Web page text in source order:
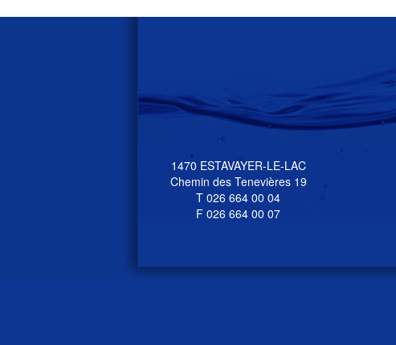
1470 ESTAVAYER-LE-LAC
Chemin des Tenevières 19
T 026 664 00 04
F 026 664 00 07